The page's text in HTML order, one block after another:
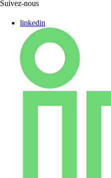
Suivez-nous
linkedin